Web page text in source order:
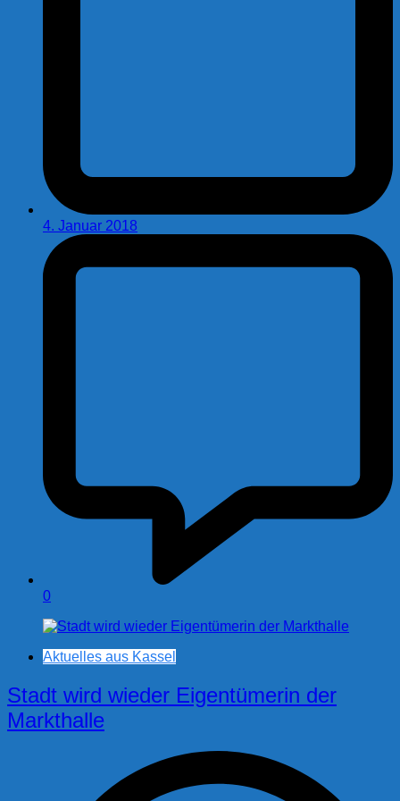
4. Januar 2018
0
Aktuelles aus Kassel
Stadt wird wieder Eigentümerin der
Markthalle